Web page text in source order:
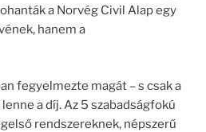
a Norvég Civil Alap egy
hanem a
fegyelmezte magát – s csak a
a díj. Az 5 szabadságfokú
rendszereknek, népszerű